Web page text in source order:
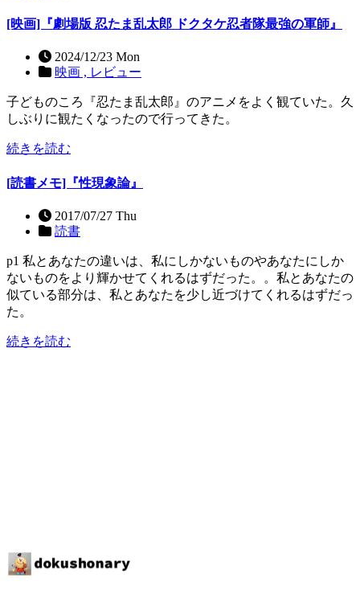
[映画]『劇場版 忍たま乱太郎 ドクタケ忍者隊最強の軍師』
2024/12/23 Mon
映画 , レビュー
子どものころ『忍たま乱太郎』のアニメをよく観ていた。久
しぶりに観たくなったので行ってきた。
続きを読む
[読書メモ]『性現象論』
2017/07/27 Thu
読書
p1 私とあなたの違いは、私にしかないものやあなたにしか
ないものをより輝かせてくれるはずだった。。私とあなたの
似ている部分は、私とあなたを少し近づけてくれるはずだっ
た。
続きを読む